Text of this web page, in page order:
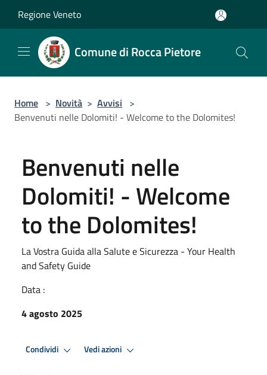
Regione Veneto
Comune di Rocca Pietore
Home > Novità > Avvisi >
Benvenuti nelle Dolomiti! - Welcome to the Dolomites!
Benvenuti nelle
Dolomiti! - Welcome
to the Dolomites!
La Vostra Guida alla Salute e Sicurezza - Your Health
and Safety Guide
Data :
4 agosto 2025
Condividi Vedi azioni